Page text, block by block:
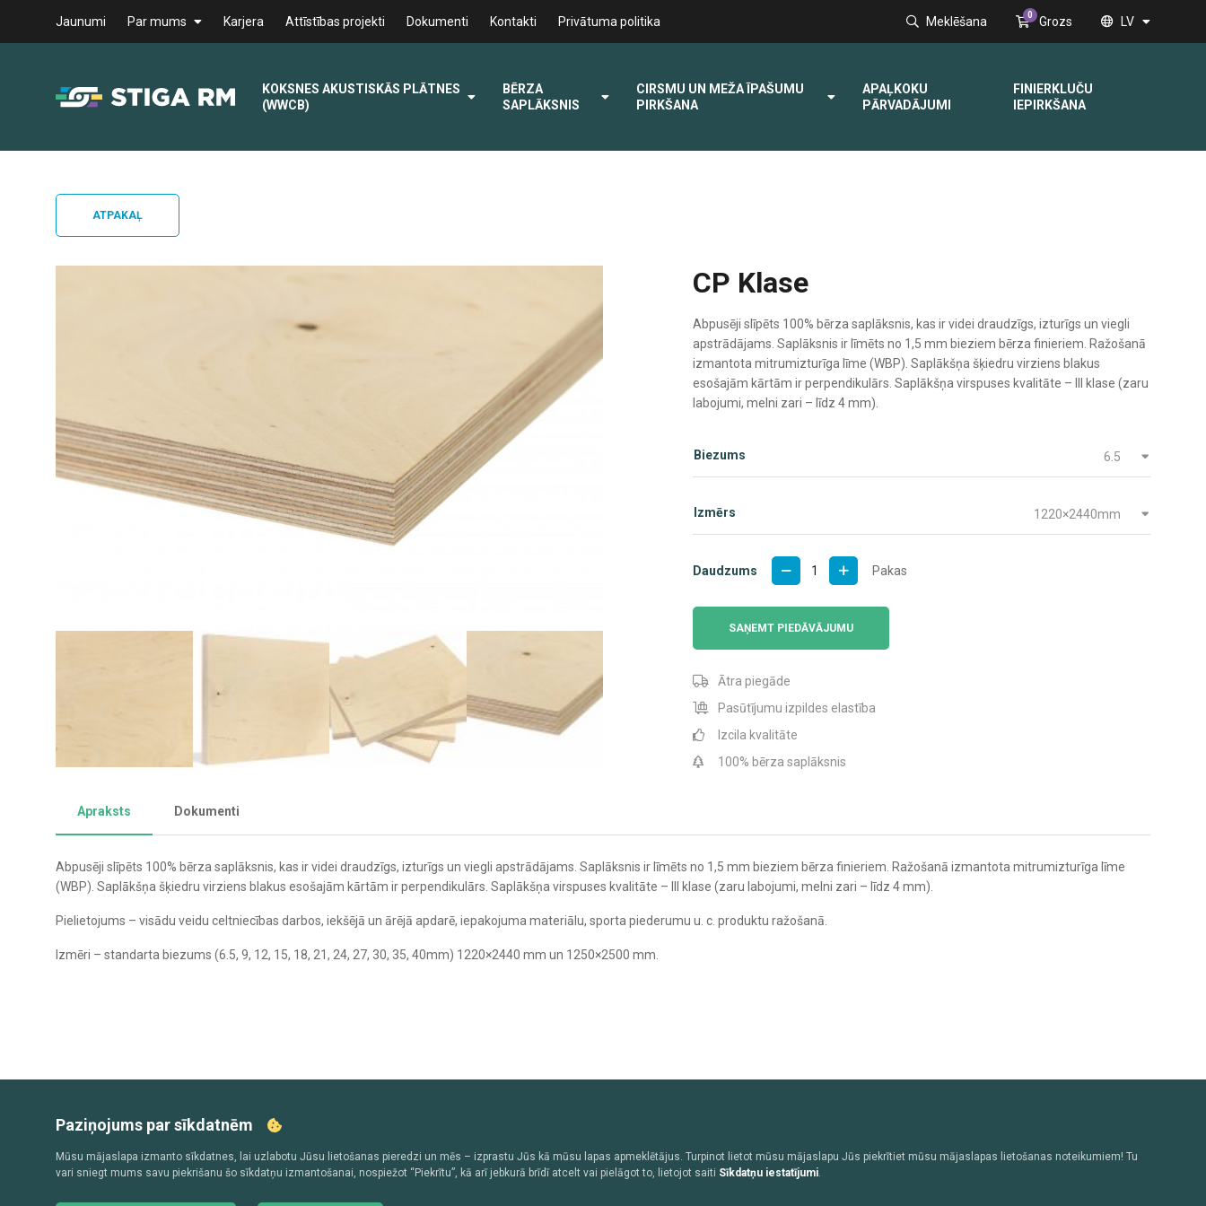
Jaunumi Par mums Karjera Attīstības projekti Dokumenti Kontakti Privātuma politika Meklēšana 0 Grozs LV
KOKSNES AKUSTISKĀS PLĀTNES
(WWCB)
BĒRZA
SAPLĀKSNIS
CIRSMU UN MEŽA ĪPAŠUMU
PIRKŠANA
APAĻKOKU
PĀRVADĀJUMI
FINIERKLUČU
IEPIRKŠANA
ATPAKAĻ
CP Klase
Abpusēji slīpēts 100% bērza saplāksnis, kas ir videi draudzīgs, izturīgs un viegli
apstrādājams. Saplāksnis ir līmēts no 1,5 mm bieziem bērza finieriem. Ražošanā
izmantota mitrumizturīga līme (WBP). Saplākšņa šķiedru virziens blakus
esošajām kārtām ir perpendikulārs. Saplākšņa virspuses kvalitāte – III klase (zaru
labojumi, melni zari – līdz 4 mm).
Biezums 6.5
Izmērs 1220×2440mm
Daudzums
Klase
daudzums
Pakas
SAŅEMT PIEDĀVĀJUMU
Ātra piegāde
Pasūtījumu izpildes elastība
Izcila kvalitāte
100% bērza saplāksnis
Apraksts Dokumenti
Abpusēji slīpēts 100% bērza saplāksnis, kas ir videi draudzīgs, izturīgs un viegli apstrādājams. Saplāksnis ir līmēts no 1,5 mm bieziem bērza finieriem. Ražošanā izmantota mitrumizturīga līme
(WBP). Saplākšņa šķiedru virziens blakus esošajām kārtām ir perpendikulārs. Saplākšņa virspuses kvalitāte – III klase (zaru labojumi, melni zari – līdz 4 mm).
Pielietojums – visādu veidu celtniecības darbos, iekšējā un ārējā apdarē, iepakojuma materiālu, sporta piederumu u. c. produktu ražošanā.
Izmēri – standarta biezums (6.5, 9, 12, 15, 18, 21, 24, 27, 30, 35, 40mm) 1220×2440 mm un 1250×2500 mm.
Paziņojums par sīkdatnēm
Mūsu mājaslapa izmanto sīkdatnes, lai uzlabotu Jūsu lietošanas pieredzi un mēs – izprastu Jūs kā mūsu lapas apmeklētājus. Turpinot lietot mūsu mājaslapu Jūs piekrītiet mūsu mājaslapas lietošanas noteikumiem! Tu
vari sniegt mums savu piekrišanu šo sīkdatņu izmantošanai, nospiežot “Piekrītu”, kā arī jebkurā brīdī atcelt vai pielāgot to, lietojot saiti Sīkdatņu iestatījumi.